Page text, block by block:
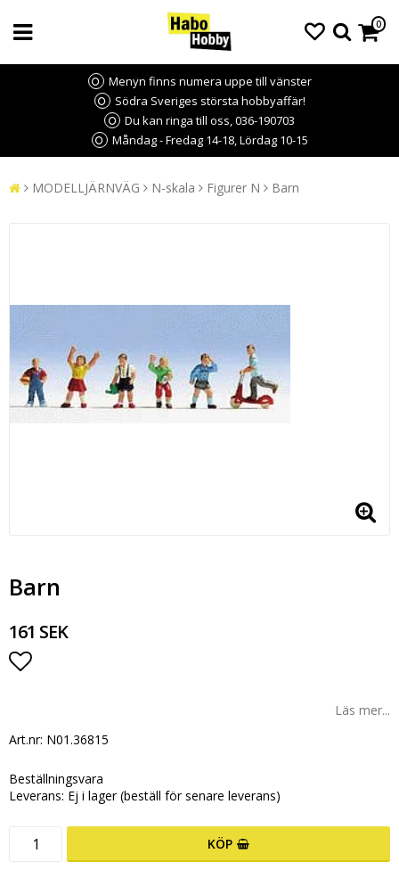
0
Menyn finns numera uppe till vänster
Södra Sveriges största hobbyaffär!
Du kan ringa till oss, 036-190703
Måndag - Fredag 14-18, Lördag 10-15
MODELLJÄRNVÄG N-skala Figurer N Barn
Barn
161 SEK
Läs mer...
Art.nr: N01.36815
Beställningsvara
Leverans: Ej i lager (beställ för senare leverans)
KÖP